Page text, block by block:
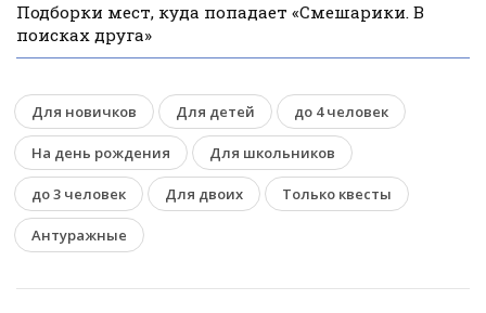
Подборки мест, куда попадает «Смешарики. В
поисках друга»
Для новичков Для детей до 4 человек
На день рождения Для школьников
до 3 человек Для двоих Только квесты
Антуражные